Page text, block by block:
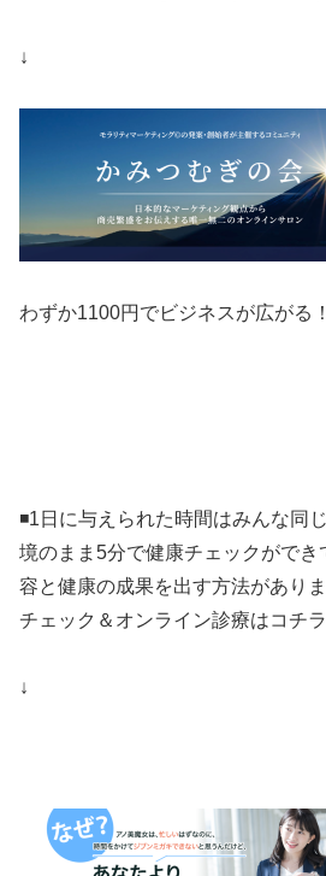
↓
わずか1100円でビジネスが広がる！
◾️1日に与えられた時間はみんな同
境のまま5分で健康チェックができ
容と健康の成果を出す方法があり
チェック＆オンライン診療はコチ
↓